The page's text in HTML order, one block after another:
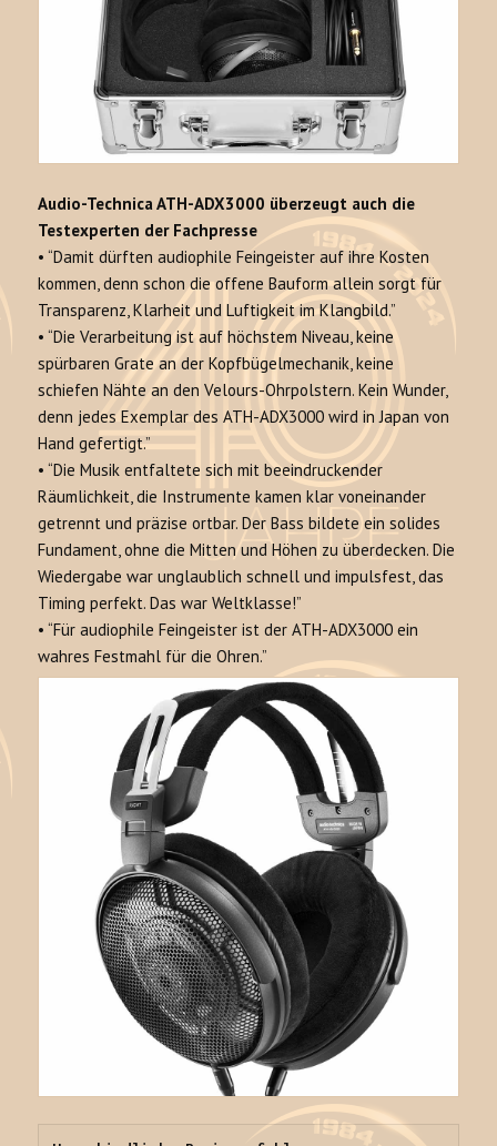
Audio-Technica ATH-ADX3000 überzeugt auch die
Testexperten der Fachpresse
•“Damit dürften audiophile Feingeister auf ihre Kosten
kommen, denn schon die offene Bauform allein sorgt für
Transparenz, Klarheit und Luftigkeit im Klangbild.”
•“Die Verarbeitung ist auf höchstem Niveau, keine
spürbaren Grate an der Kopfbügelmechanik, keine
schiefen Nähte an den Velours-Ohrpolstern. Kein Wunder,
denn jedes Exemplar des ATH-ADX3000 wird in Japan von
Hand gefertigt.”
•“Die Musik entfaltete sich mit beeindruckender
Räumlichkeit, die Instrumente kamen klar voneinander
getrennt und präzise ortbar. Der Bass bildete ein solides
Fundament, ohne die Mitten und Höhen zu überdecken. Die
Wiedergabe war unglaublich schnell und impulsfest, das
Timing perfekt. Das war Weltklasse!”
•“Für audiophile Feingeister ist der ATH-ADX3000 ein
wahres Festmahl für die Ohren.”